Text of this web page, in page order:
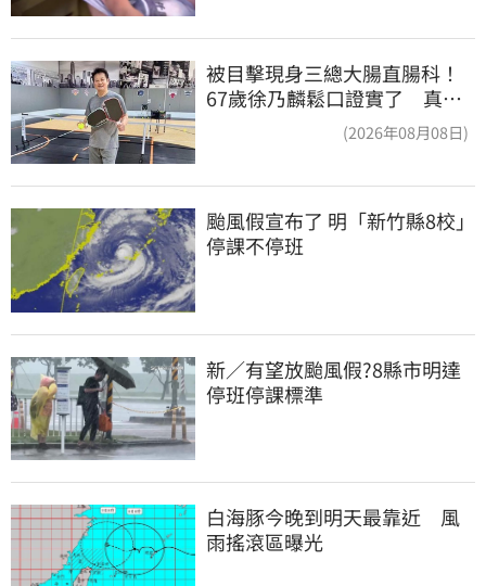
被目擊現身三總大腸直腸科！
67歲徐乃麟鬆口證實了 真實
(2026年08月08日)
颱風假宣布了 明「新竹縣8校」
停課不停班
新／有望放颱風假?8縣市明達
停班停課標準
白海豚今晚到明天最靠近　風
雨搖滾區曝光